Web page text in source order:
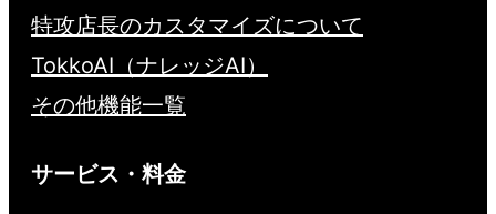
特攻店長のカスタマイズについて
TokkoAI（ナレッジAI）
その他機能一覧
サービス・料金